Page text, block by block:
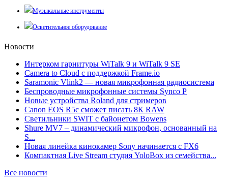
Музыкальные инструменты
Осветительное оборудование
Новости
Интерком гарнитуры WiTalk 9 и WiTalk 9 SE
Camera to Cloud с поддержкой Frame.io
Saramonic Vlink2 — новая микрофонная радиосистема
Беспроводные микрофонные системы Synco P
Новые устройства Roland для стримеров
Canon EOS R5c сможет писать 8К RAW
Светильники SWIT с байонетом Bowens
Shure MV7 – динамический микрофон, основанный на
S...
Новая линейка кинокамер Sony начинается с FX6
Компактная Live Stream студия YoloBox из семейства...
Все новости